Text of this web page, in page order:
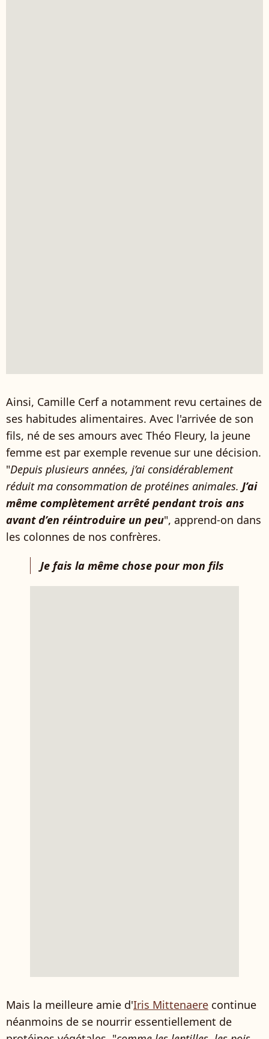
Ainsi, Camille Cerf a notamment revu certaines de
ses habitudes alimentaires. Avec l'arrivée de son
fils, né de ses amours avec Théo Fleury, la jeune
femme est par exemple revenue sur une décision.
"Depuis plusieurs années, j’ai considérablement
réduit ma consommation de protéines animales. J’ai
même complètement arrêté pendant trois ans
avant d’en réintroduire un peu", apprend-on dans
les colonnes de nos confrères.
Je fais la même chose pour mon fils
Mais la meilleure amie d'Iris Mittenaere continue
néanmoins de se nourrir essentiellement de